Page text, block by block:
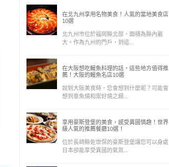
在北九州享用名物美食！人氣的當地美食店
10選
北九州市位於福岡縣北部，面積為縣內最
大。作為九州的門戶，到這...
在大阪想吃鰻魚料理的話，這些地方值得推
薦！大阪的鰻魚名店10選
說到大阪美食時，您會想到什麼呢？可能會
想到章魚燒和禦好燒之類...
享用豪斯登堡的美食，感受異國情趣！世界
級人氣的推薦餐廳10選！
位於長崎縣佐世保的豪斯登堡讓您可以身處
日本卻能享受異國的氣氛...